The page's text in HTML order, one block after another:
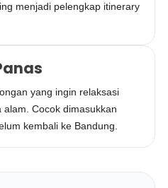
menjadi pelengkap itinerary
yang ingin relaksasi
Cocok dimasukkan
kembali ke Bandung.